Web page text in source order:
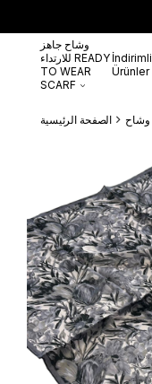
وشاح جاهز
للارتداء READY
TO WEAR
SCARF
İndirimli
Ürünler
الصفحة الرئيسية